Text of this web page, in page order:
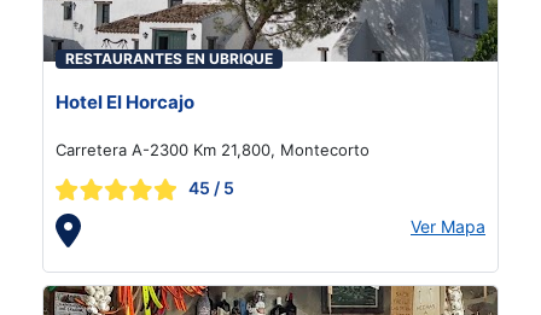
RESTAURANTES EN UBRIQUE
Hotel El Horcajo
Carretera A-2300 Km 21,800, Montecorto
45 / 5
Ver Mapa